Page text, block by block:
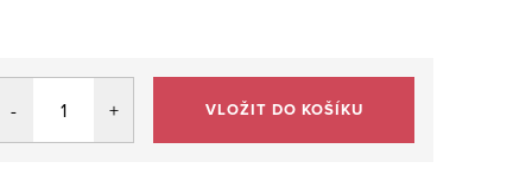
VLOŽIT DO KOŠÍKU